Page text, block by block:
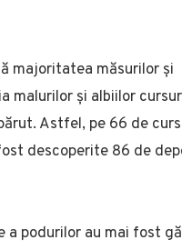
majoritatea măsurilor și
malurilor și albiilor
Astfel, pe 66 de
descoperite 86 de
a podurilor au mai fost